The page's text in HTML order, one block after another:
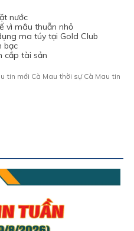
nước
vì mâu thuẫn nhỏ
ma túy tại Gold Club
bạc
cắp tài sản
tin mới Cà Mau thời sự Cà Mau tin